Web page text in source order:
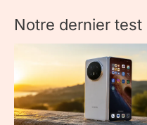
Notre dernier test